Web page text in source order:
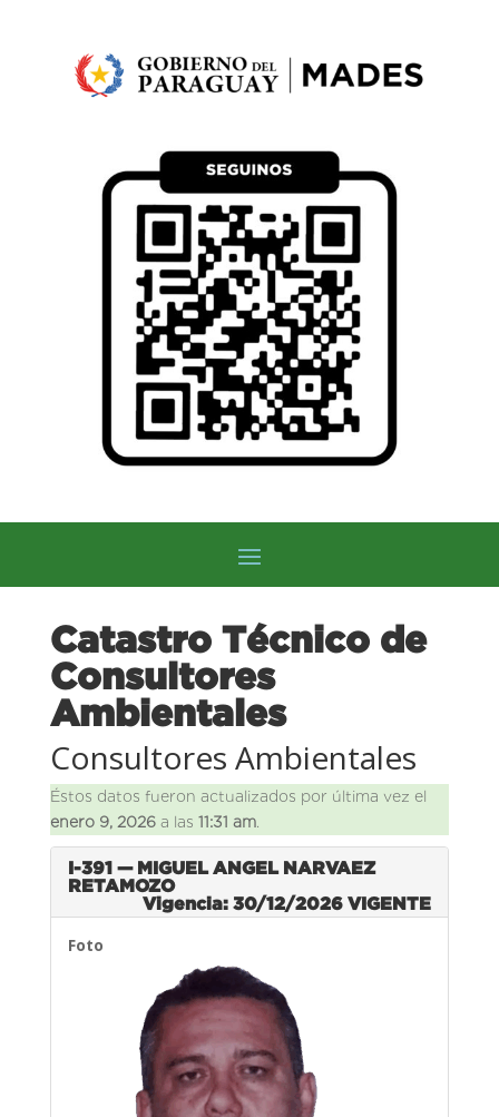
Catastro Técnico de
Consultores
Ambientales
Consultores Ambientales
Éstos datos fueron actualizados por última vez el
enero 9, 2026a las 11:31 am.
I-391 — MIGUEL ANGEL NARVAEZ
RETAMOZO
Vigencia: 30/12/2026VIGENTE
Foto